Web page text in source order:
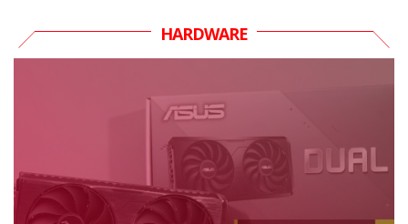
HARDWARE